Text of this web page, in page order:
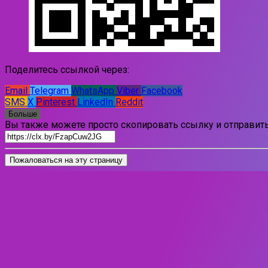
Поделитесь ссылкой через:
Email Telegram WhatsApp Viber Facebook
SMS X Pinterest LinkedIn Reddit
Больше
Вы также можете просто скопировать ссылку и
Пожаловаться на эту страницу